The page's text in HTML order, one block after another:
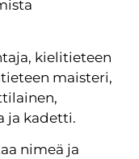
kielitieteen
maisteri,
ja kadetti.
nimeä ja